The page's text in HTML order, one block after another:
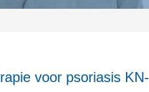
voor psoriasis KN-